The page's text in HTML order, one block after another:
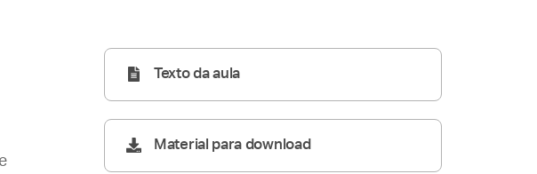
Texto da aula
Material para download